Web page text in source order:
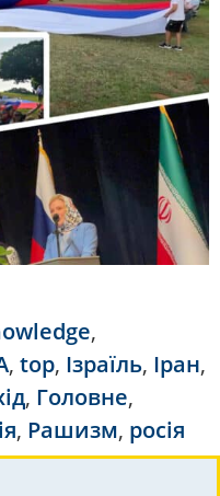
,
, top, Ізраїль, Іран,
, Головне,
, Рашизм, росія